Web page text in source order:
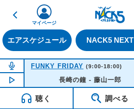
戻る
エアスケジュール NACK5 NEXT
マイページ
NOW ON AIR
FUNKY FRIDAY (9:00-18:00)
NOW PLAYING14:21
長崎の鐘 - 藤山一郎
聴く 調べる